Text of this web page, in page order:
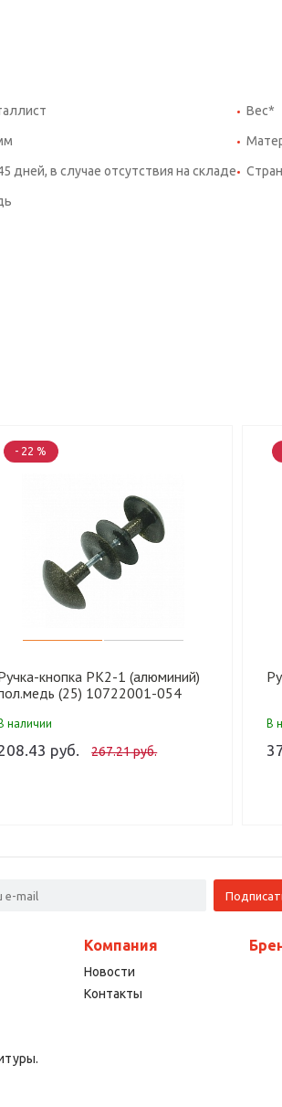
Вес*
дней, в случае отсутствия на складе
- 22 %
кнопка РК2-1 (алюминий)
(25) 10722001-054
наличии
руб. 267.21 руб.
В
Компания
Новости
Контакты